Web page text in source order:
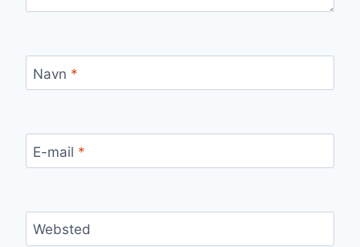
Navn *
E-mail *
Websted